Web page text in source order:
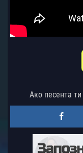
Ако песента